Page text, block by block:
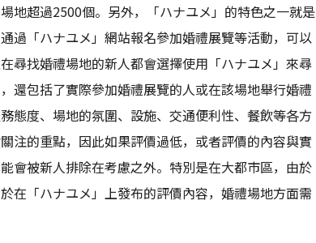
地超過2500個。另外，「ハナユメ」的特色之一就是
過「ハナユメ」網站報名參加婚禮展覽等活動，可以
尋找婚禮場地的新人都會選擇使用「ハナユメ」來尋
還包括了實際參加婚禮展覽的人或在該場地舉行婚禮
態度、場地的氛圍、設施、交通便利性、餐飲等各方
注的重點，因此如果評價過低，或者評價的內容與實
會被新人排除在考慮之外。特別是在大都市區，由於
在「ハナユメ」上發布的評價內容，婚禮場地方面需